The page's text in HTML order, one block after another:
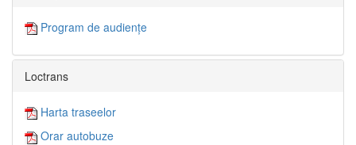
Program de audiențe
Loctrans
Harta traseelor
Orar autobuze